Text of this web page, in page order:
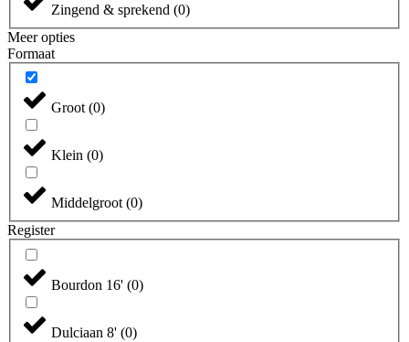
Zingend & sprekend (0)
Meer opties
Formaat
Groot(0)
Klein (0)
Middelgroot(0)
Register
Bourdon 16' (0)
Dulciaan 8' (0)